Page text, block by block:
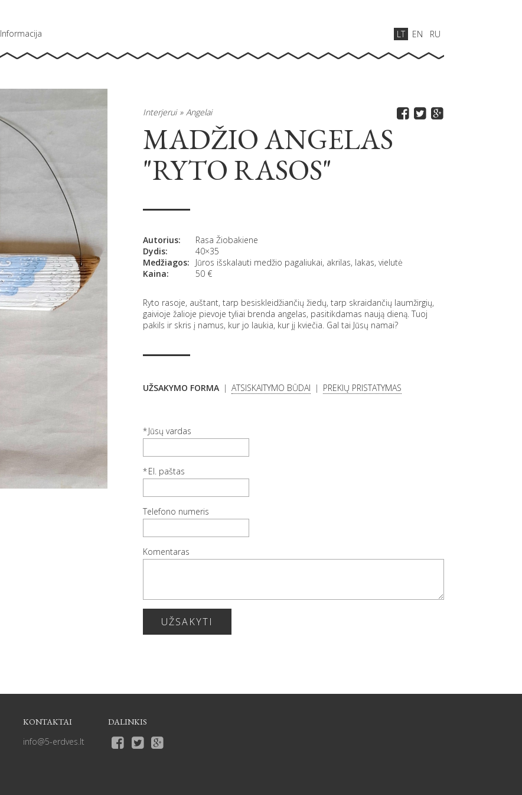
LT EN RU
Informacija
Interjerui Angelai
MADŽIO ANGELAS
"RYTO RASOS"
Autorius:
Rasa Žiobakiene
Dydis:
40×35
Medžiagos:
Jūros išskalauti medžio pagaliukai, akrilas, lakas, vielutė
Kaina:
50 €
Ryto rasoje, auštant, tarp besiskleidžiančių žiedų, tarp skraidančių laumžirgių,
gaivioje žalioje pievoje tyliai brenda angelas, pasitikdamas naują dieną. Tuoj
pakils ir skris į namus, kur jo laukia, kur jį kviečia. Gal tai Jūsų namai?
UŽSAKYMO FORMA ATSISKAITYMO BŪDAI PREKIŲ PRISTATYMAS
Jūsų vardas
El. paštas
Telefono numeris
Komentaras
UŽSAKYTI
KONTAKTAI
info@5-erdves.lt
DALINKIS